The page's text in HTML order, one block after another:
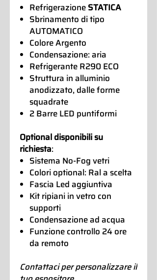
RefrigerazioneSTATICA
Sbrinamento di tipo
AUTOMATICO
Colore Argento
Condensazione: aria
Refrigerante R290 ECO
Struttura in alluminio
anodizzato, dalle forme
squadrate
2 Barre LED puntiformi
Optional disponibili su
richiesta:
Sistema No-Fog vetri
Colori optional: Ral a scelta
Fascia Led aggiuntiva
Kit ripiani in vetro con
supporti
Condensazione ad acqua
Funzione controllo 24 ore
da remoto
Contattaci per personalizzare il